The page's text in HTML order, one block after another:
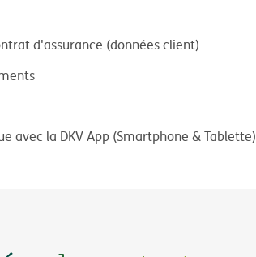
d'assurance (données client)
avec la DKV App (Smartphone & Tablette)